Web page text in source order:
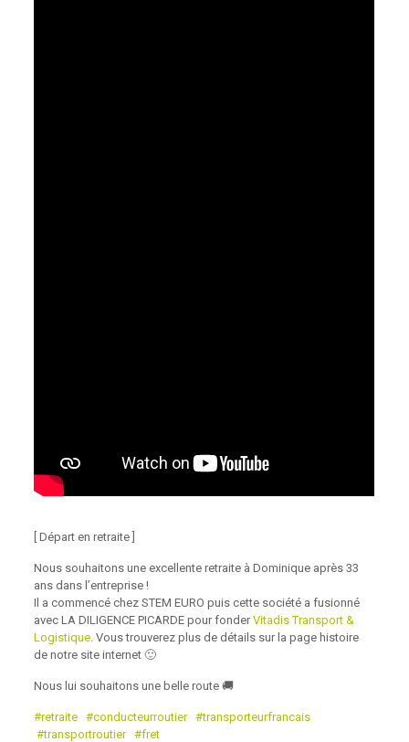
[ Départ en retraite ]
Nous souhaitons une excellente retraite à Dominique après 33
ans dans l’entreprise !
Il a commencé chez STEM EURO puis cette société a fusionné
avec LA DILIGENCE PICARDE pour fonderVitadis Transport &
Logistique. Vous trouverez plus de détails sur la page histoire
de notre site internet 🙂
Nous lui souhaitons une belle route 🚚
#retraite #conducteurroutier #transporteurfrancais
#transportroutier #fret